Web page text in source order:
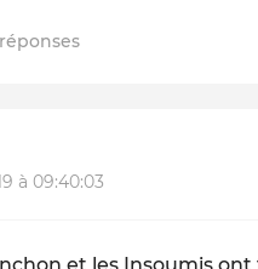
à 09:40:03